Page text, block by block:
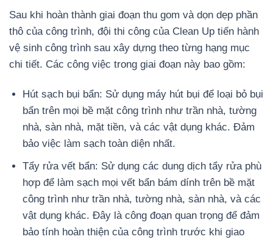
Sau khi hoàn thành giai đoạn thu gom và dọn dẹp phần
thô của công trình, đội thi công của Clean Up tiến hành
vệ sinh công trình sau xây dựng theo từng hạng mục
chi tiết. Các công việc trong giai đoạn này bao gồm:
Hút sạch bụi bẩn: Sử dụng máy hút bụi để loại bỏ bụi
bẩn trên mọi bề mặt công trình như trần nhà, tường
nhà, sàn nhà, mặt tiền, và các vật dụng khác. Đảm
bảo việc làm sạch toàn diện nhất.
Tẩy rửa vết bẩn: Sử dụng các dung dịch tẩy rửa phù
hợp để làm sạch mọi vết bẩn bám dính trên bề mặt
công trình như trần nhà, tường nhà, sàn nhà, và các
vật dụng khác. Đây là công đoạn quan trọng để đảm
bảo tính hoàn thiện của công trình trước khi giao